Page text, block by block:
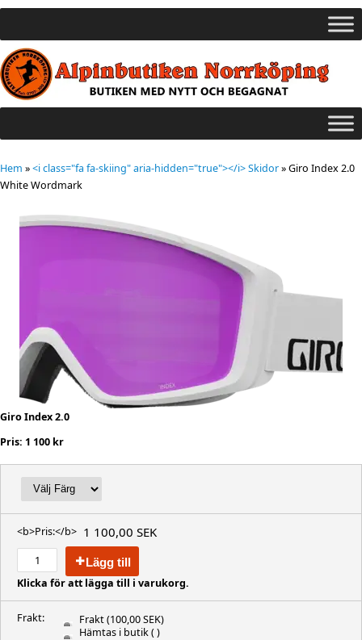
Hem »<i class="fa fa-skiing" aria-hidden="true"></i> Skidor»Giro Index 2.0
White Wordmark
Giro Index 2.0
Pris: 1 100 kr
<b>Pris:</b> 1 100,00 SEK
Lägg till
Klicka för att lägga till i varukorg.
Frakt: Frakt(100,00 SEK)
Hämtas i butik( )